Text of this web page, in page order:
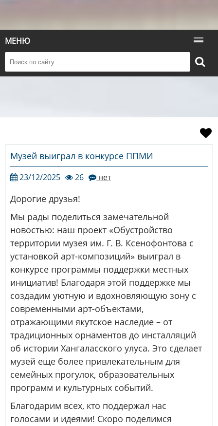
МЕНЮ
Музей выиграл в конкурсе ППМИ
23/12/2025 26 нет
Дорогие друзья!
Мы рады поделиться замечательной
новостью: наш проект «Обустройство
территории музея им. Г. В. Ксенофонтова с
установкой арт-композиций» выиграл в
конкурсе программы поддержки местных
инициатив! Благодаря этой поддержке мы
создадим уютную и вдохновляющую зону с
современными арт-объектами,
отражающими якутское наследие – от
традиционных орнаментов до инсталляций
об истории Хангаласского улуса. Это сделает
музей еще более привлекательным для
семейных прогулок, образовательных
программ и культурных событий.
Благодарим всех, кто поддержал нас
голосами и идеями! Скоро поделимся